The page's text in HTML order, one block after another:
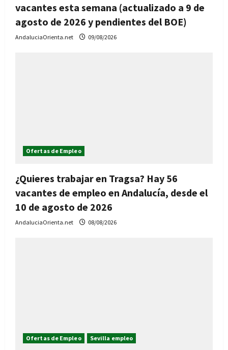
vacantes esta semana (actualizado a 9 de
agosto de 2026 y pendientes del BOE)
AndaluciaOrienta.net 09/08/2026
Ofertas de Empleo
¿Quieres trabajar en Tragsa? Hay 56
vacantes de empleo en Andalucía, desde el
10 de agosto de 2026
AndaluciaOrienta.net 08/08/2026
Ofertas de Empleo Sevilla empleo